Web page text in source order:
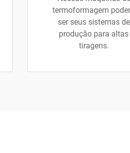
termoformagem
ser seus sistemas de
produção para altas
tiragens.